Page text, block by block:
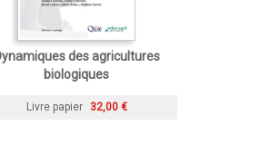
des agricultures
biologiques
Livre papier 32,00 €